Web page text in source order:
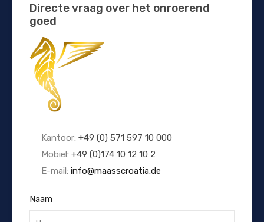
Directe vraag over het onroerend
goed
Kantoor: +49 (0) 571 597 10 000
Mobiel: +49 (0)174 10 12 10 2
E-mail: info@maasscroatia.de
Naam